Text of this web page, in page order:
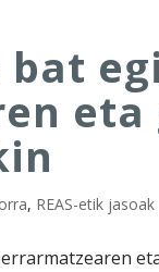
bat
, REAS-etik jasoak